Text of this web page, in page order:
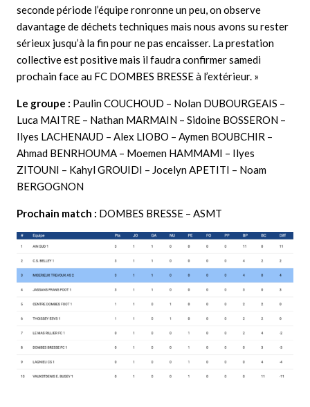
seconde période l’équipe ronronne un peu, on observe
davantage de déchets techniques mais nous avons su rester
sérieux jusqu’à la fin pour ne pas encaisser. La prestation
collective est positive mais il faudra confirmer samedi
prochain face au FC DOMBES BRESSE à l’extérieur. »
Le groupe : Paulin COUCHOUD – Nolan DUBOURGEAIS –
Luca MAITRE – Nathan MARMAIN – Sidoine BOSSERON –
Ilyes LACHENAUD – Alex LIOBO – Aymen BOUBCHIR –
Ahmad BENRHOUMA – Moemen HAMMAMI – Ilyes
ZITOUNI – Kahyl GROUIDI – Jocelyn APETITI – Noam
BERGOGNON
Prochain match : DOMBES BRESSE – ASMT